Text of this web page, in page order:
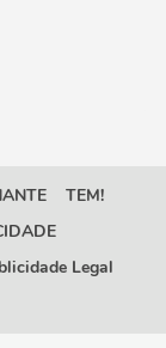
TEM!
Legal